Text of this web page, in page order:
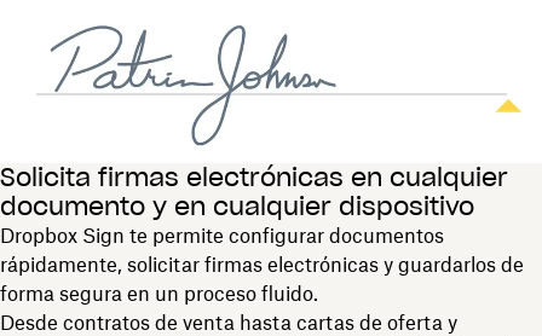
Solicita firmas electrónicas en cualquier
documento y en cualquier dispositivo
Dropbox Sign te permite configurar documentos
rápidamente, solicitar firmas electrónicas y guardarlos de
forma segura en un proceso fluido.
Desde contratos de venta hasta cartas de oferta y